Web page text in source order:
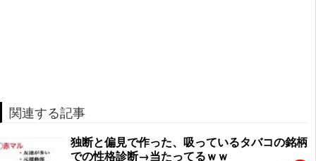
関連する記事
独断と偏見で作った、吸っているタバコの銘柄
での性格診断→当たってるｗｗ